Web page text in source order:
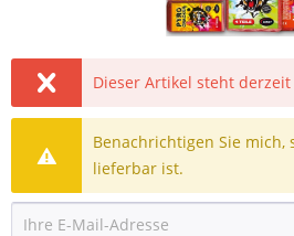
Dieser Artikel steht
Benachrichtigen Sie mich,
lieferbar ist.